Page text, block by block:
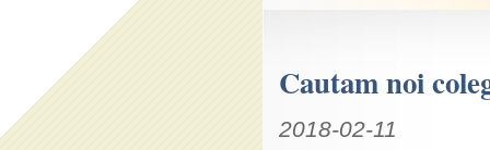
Cautam noi
2018-02-11